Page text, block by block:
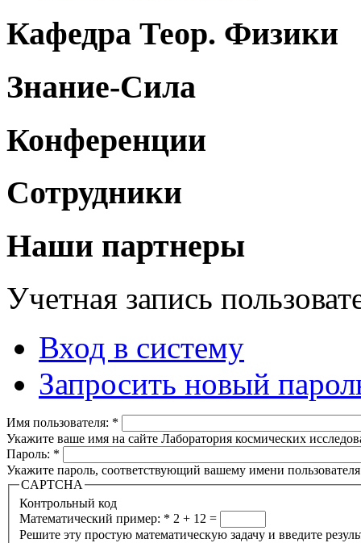
Кафедра Теор. Физики
Знание-Сила
Конференции
Сотрудники
Наши партнеры
Учетная запись
Вход в систему
Запросить новый
Имя пользователя: *
Укажите ваше имя на сайте Лаборатория космических
Пароль: *
Укажите пароль, соответствующий вашему имени
CAPTCHA
Контрольный код
Математический пример: * 2 + 12 =
Решите эту простую математическую задачу и введите